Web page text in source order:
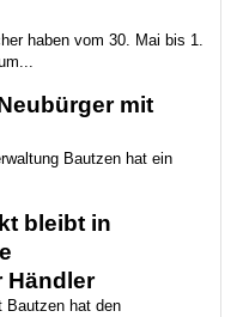
haben vom 30. Mai bis 1.
mit
Bautzen hat ein
bleibt in
Händler
Bautzen hat den